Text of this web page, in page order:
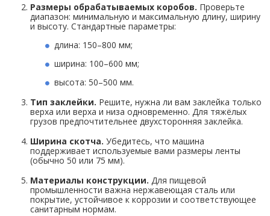
Размеры обрабатываемых коробов. Проверьте
диапазон: минимальную и максимальную длину, ширину
и высоту. Стандартные параметры:
длина: 150–800 мм;
ширина: 100–600 мм;
высота: 50–500 мм.
Тип заклейки. Решите, нужна ли вам заклейка только
верха или верха и низа одновременно. Для тяжёлых
грузов предпочтительнее двухсторонняя заклейка.
Ширина скотча. Убедитесь, что машина
поддерживает используемые вами размеры ленты
(обычно 50 или 75 мм).
Материалы конструкции. Для пищевой
промышленности важна нержавеющая сталь или
покрытие, устойчивое к коррозии и соответствующее
санитарным нормам.